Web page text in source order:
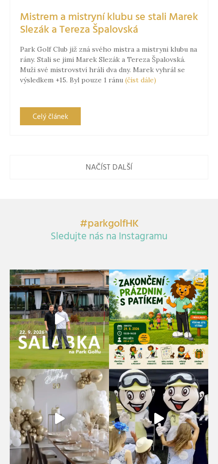
Mistrem a mistryní klubu se stali Marek
Slezák a Tereza Špalovská
Park Golf Club již zná svého mistra a mistryni klubu na
rány. Stali se jimi Marek Slezák a Tereza Špalovská.
Muži své mistrovství hráli dva dny. Marek vyhrál se
výsledkem +15. Byl pouze 1 ránu(číst dále)
Celý článek
#parkgolfHK
Sledujte nás na Instagramu